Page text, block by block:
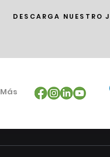
DESCARGA NUESTRO
Más